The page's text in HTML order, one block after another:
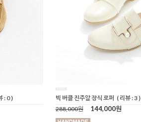
: 0 )
빅 버클 진주알 장식 로퍼 ( 리뷰 : 3 )
288,000원
144,000원